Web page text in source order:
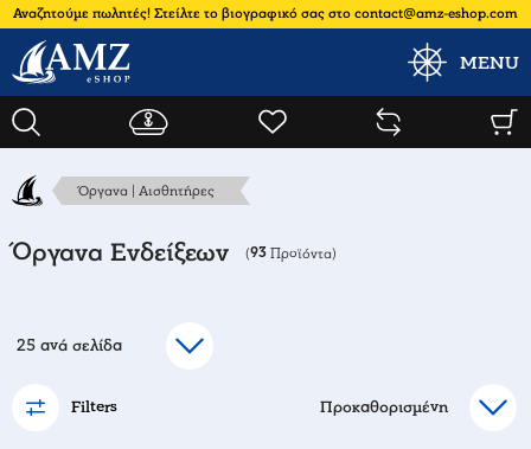
Αναζητούμε πωλητές! Στείλτε το βιογραφικό σας στο contact@amz-eshop.com
MENU
Όργανα | Αισθητήρες
Όργανα Ενδείξεων (93 Προϊόντα)
Filters